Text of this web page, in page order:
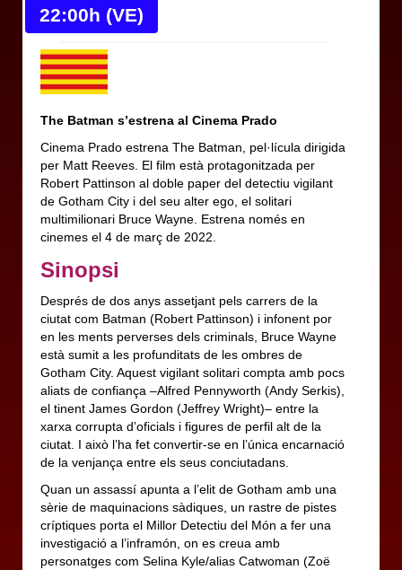
22:00h (VE)
The Batman s’estrena al Cinema Prado
Cinema Prado estrena The Batman, pel·lícula dirigida
per Matt Reeves. El film està protagonitzada per
Robert Pattinson al doble paper del detectiu vigilant
de Gotham City i del seu alter ego, el solitari
multimilionari Bruce Wayne. Estrena només en
cinemes el 4 de març de 2022.
Sinopsi
Després de dos anys assetjant pels carrers de la
ciutat com Batman (Robert Pattinson) i infonent por
en les ments perverses dels criminals, Bruce Wayne
està sumit a les profunditats de les ombres de
Gotham City. Aquest vigilant solitari compta amb pocs
aliats de confiança –Alfred Pennyworth (Andy Serkis),
el tinent James Gordon (Jeffrey Wright)– entre la
xarxa corrupta d’oficials i figures de perfil alt de la
ciutat. I això l’ha fet convertir-se en l’única encarnació
de la venjança entre els seus conciutadans.
Quan un assassí apunta a l’elit de Gotham amb una
sèrie de maquinacions sàdiques, un rastre de pistes
críptiques porta el Millor Detectiu del Món a fer una
investigació a l’inframón, on es creua amb
personatges com Selina Kyle/alias Catwoman (Zoë